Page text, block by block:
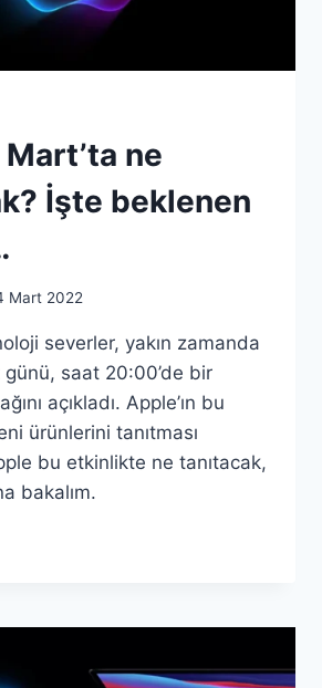
ne
İşte beklenen
Mart 2022
severler, yakın zamanda
saat 20:00’de bir
açıkladı. Apple’ın bu
ürünlerini tanıtması
bu etkinlikte ne tanıtacak,
bakalım.